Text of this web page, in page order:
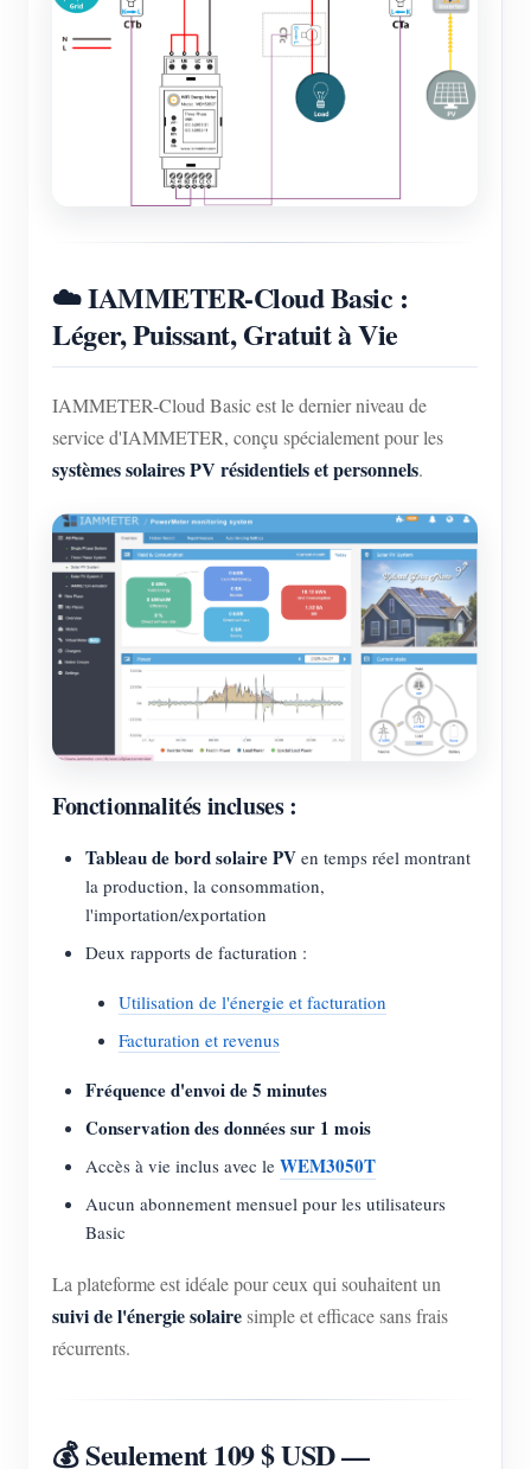
☁️ IAMMETER-Cloud Basic :
Léger, Puissant, Gratuit à Vie
IAMMETER-Cloud Basic est le dernier niveau de
service d'IAMMETER, conçu spécialement pour les
systèmes solaires PV résidentiels et personnels.
Fonctionnalités incluses :
Tableau de bord solaire PV en temps réel montrant
la production, la consommation,
l'importation/exportation
Deux rapports de facturation :
Utilisation de l'énergie et facturation
Facturation et revenus
Fréquence d'envoi de 5 minutes
Conservation des données sur 1 mois
Accès à vie inclus avec le WEM3050T
Aucun abonnement mensuel pour les utilisateurs
Basic
La plateforme est idéale pour ceux qui souhaitent un
suivi de l'énergie solairesimple et efficace sans frais
récurrents.
💰 Seulement 109 $ USD —